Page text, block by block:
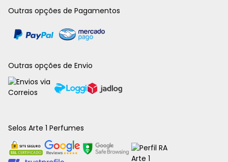
Outras opções de Pagamentos
Outras opções de Envio
Selos Arte 1 Perfumes